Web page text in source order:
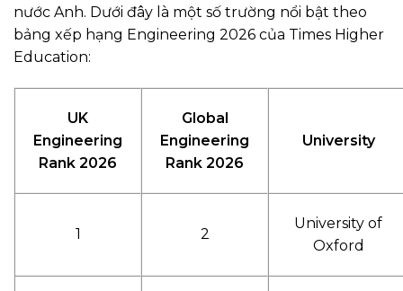
nước Anh. Dưới đây là một số trường nổi bật theo
bảng xếp hạng Engineering 2026 của Times Higher
Education:
UK
Engineering
Rank 2026
Global
Engineering
Rank 2026
University
1 2
University of
Oxford